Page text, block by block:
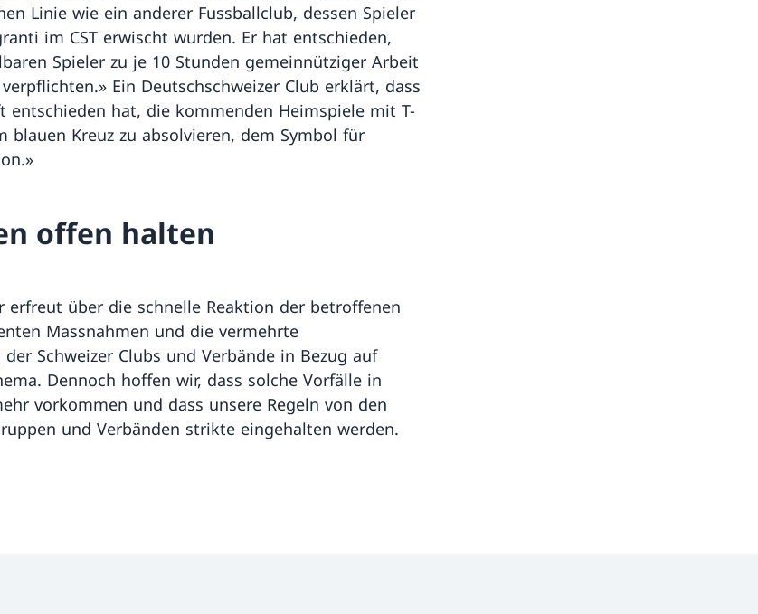
Linie wie ein anderer Fussballclub, dessen Spieler
im CST erwischt wurden. Er hat entschieden,
Spieler zu je 10 Stunden gemeinnütziger Arbeit
Ein Deutschschweizer Club erklärt, dass
entschieden hat, die kommenden Heimspiele mit T-
blauen Kreuz zu absolvieren, dem Symbol für
offen halten
erfreut über die schnelle Reaktion der betroffenen
Massnahmen und die vermehrte
Schweizer Clubs und Verbände in Bezug auf
Dennoch hoffen wir, dass solche Vorfälle in
vorkommen und dass unsere Regeln von den
und Verbänden strikte eingehalten werden.